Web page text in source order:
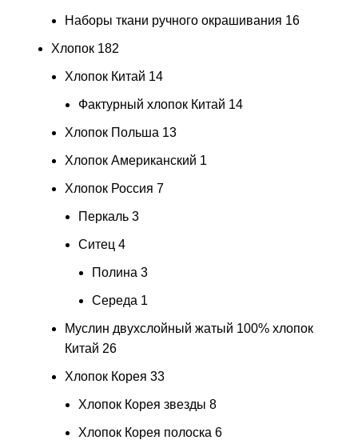
Наборы ткани ручного окрашивания 16
Хлопок 182
Хлопок Китай 14
Фактурный хлопок Китай 14
Хлопок Польша 13
Хлопок Американский 1
Хлопок Россия 7
Перкаль 3
Ситец 4
Полина 3
Середа 1
Муслин двухслойный жатый 100% хлопок
Китай 26
Хлопок Корея 33
Хлопок Корея звезды 8
Хлопок Корея полоска 6